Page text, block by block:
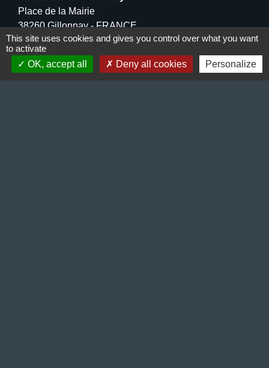
Place de la Mairie
38260 Gillonnay - FRANCE
+33 4 74 20 53 44
Contact par formulaire
This site uses cookies and gives you control over what you want
to activate
OK, accept all
Deny all cookies Personalize